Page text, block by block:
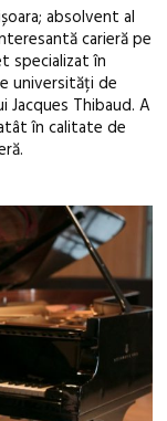
absolvent al
carieră pe
specializat în
universități de
Jacques Thibaud. A
în calitate de